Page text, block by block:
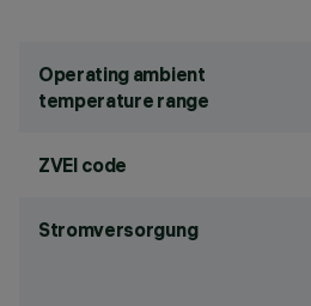
Operating ambient
temperature range
ZVEI code
Stromversorgung